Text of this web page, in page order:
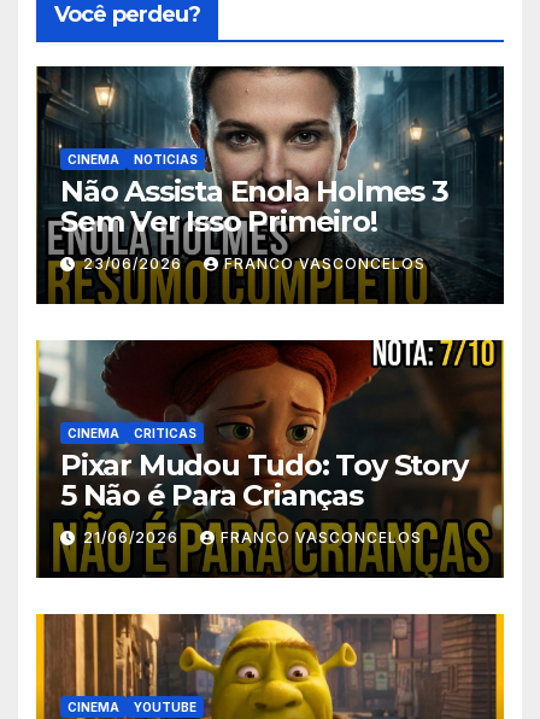
Você perdeu?
CINEMA NOTICIAS
Não Assista Enola Holmes 3
Sem Ver Isso Primeiro!
23/06/2026 FRANCO VASCONCELOS
CINEMA CRITICAS
Pixar Mudou Tudo: Toy Story
5 Não é Para Crianças
21/06/2026 FRANCO VASCONCELOS
CINEMA YOUTUBE